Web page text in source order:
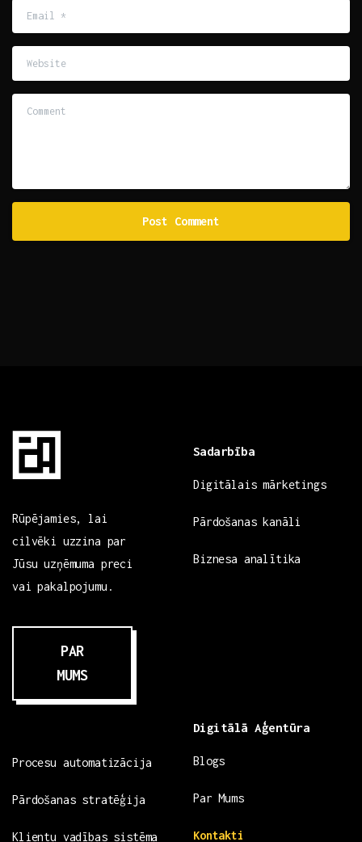
*
Website
Rūpējamies, lai
cilvēki uzzina par
Jūsu uzņēmuma preci
vai pakalpojumu.
PAR
MUMS
Sadarbība
Digitālais mārketings
Pārdošanas kanāli
Biznesa analītika
Procesu automatizācija
Pārdošanas stratēģija
Klientu vadības sistēma
Digitālā Aģentūra
Blogs
Par Mums
Kontakti